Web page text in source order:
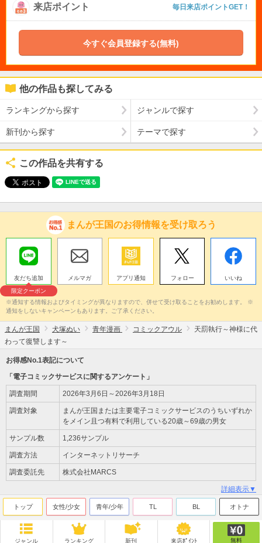
来店ポイント 毎日来店ポイントGET！
今すぐ会員登録する(無料)
他の作品も探してみる
ランキングから探す ジャンルで探す
新刊から探す テーマで探す
この作品を共有する
まんが王国のお得情報を受け取ろう
友だち追加
限定クーポン
メルマガ アプリ通知 フォロー いいね
※通知する情報およびタイミングが異なりますので、併せて受け取ることをお勧めします。 ※
通知をしないキャンペーンもあります。ご了承ください。
まんが王国 犬塚ぬい 青年漫画 コミックアウル
天罰執行～神様に代
わって復讐します～
お得感No.1表記について
「電子コミックサービスに関するアンケート」
調査期間 2026年3月6日～2026年3月18日
調査対象
まんが王国または主要電子コミックサービスのうちいずれか
をメイン且つ有料で利用している20歳～69歳の男女
サンプル数 1,236サンプル
調査方法 インターネットリサーチ
調査委託先 株式会社MARCS
詳細表示▼
トップ 女性/少女 青年/少年 TL BL オトナ
ジャンル ランキング 新刊 来店ﾎﾟｲﾝﾄ 無料